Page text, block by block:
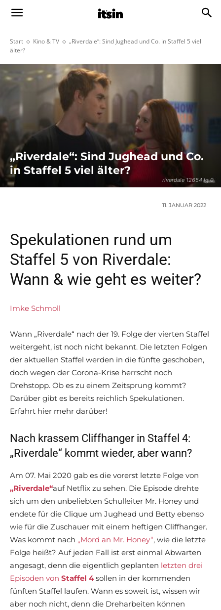
Start Kino & TV
„Riverdale“: Sind Jughead und Co. in Staffel 5 viel
älter?
riverdale 12654 lg 0
„Riverdale“: Sind Jughead und Co.
in Staffel 5 viel älter?
11. JANUAR 2022
Spekulationen rund um
Staffel 5 von Riverdale:
Wann & wie geht es weiter?
Imke Schmoll
Wann „Riverdale“ nach der 19. Folge der vierten Staffel
weitergeht, ist noch nicht bekannt. Die letzten Folgen
der aktuellen Staffel werden in die fünfte geschoben,
doch wegen der Corona-Krise herrscht noch
Drehstopp. Ob es zu einem Zeitsprung kommt?
Darüber gibt es bereits reichlich Spekulationen.
Erfahrt hier mehr darüber!
Nach krassem Cliffhanger in Staffel 4:
„Riverdale“ kommt wieder, aber wann?
Am 07. Mai 2020 gab es die vorerst letzte Folge von
„Riverdale“auf Netflix zu sehen. Die Episode drehte
sich um den unbeliebten Schulleiter Mr. Honey und
endete für die Clique um Jughead und Betty ebenso
wie für die Zuschauer mit einem heftigen Cliffhanger.
Was kommt nach „Mord an Mr. Honey“, wie die letzte
Folge heißt? Auf jeden Fall ist erst einmal Abwarten
angesagt, denn die eigentlich geplanten letzten drei
Episoden von Staffel 4sollen in der kommenden
fünften Staffel laufen. Wann es soweit ist, wissen wir
aber noch nicht, denn die Dreharbeiten können